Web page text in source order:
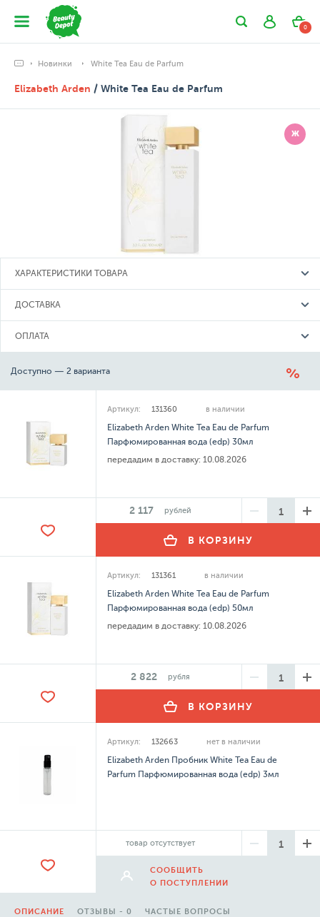
0
Новинки White Tea Eau de Parfum
Elizabeth Arden / White Tea Eau de Parfum
Ж
ХАРАКТЕРИСТИКИ ТОВАРА
ДОСТАВКА
ОПЛАТА
Доступно — 2 варианта
Артикул: 131360 в наличии
Elizabeth Arden White Tea Eau de Parfum
Парфюмированная вода (edp) 30мл
передадим в доставку: 10.08.2026
2 117 рублей
В КОРЗИНУ
Артикул: 131361 в наличии
Elizabeth Arden White Tea Eau de Parfum
Парфюмированная вода (edp) 50мл
передадим в доставку: 10.08.2026
2 822 рубля
В КОРЗИНУ
Артикул: 132663 нет в наличии
Elizabeth Arden Пробник White Tea Eau de
Parfum Парфюмированная вода (edp) 3мл
товар отсутствует
СООБЩИТЬ
О ПОСТУПЛЕНИИ
ОПИСАНИЕ ОТЗЫВЫ - 0 ЧАСТЫЕ ВОПРОСЫ